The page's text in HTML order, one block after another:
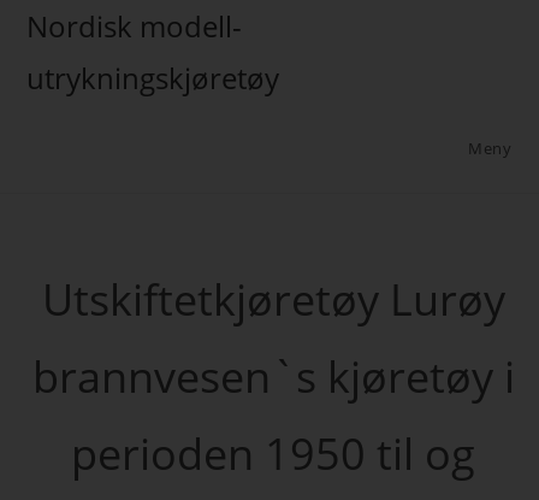
Nordisk modell-
utrykningskjøretøy
Meny
Utskiftetkjøretøy Lurøy
brannvesen`s kjøretøy i
perioden 1950 til og